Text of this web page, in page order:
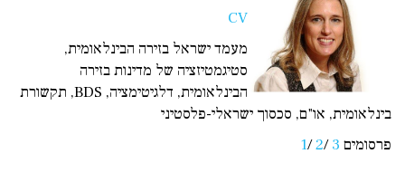
CV
מעמד ישראל בזירה הבינלאומית,
סטיגמטיזציה של מדינות בזירה
הבינלאומית, דלגיטימציה, BDS, תקשורת
בינלאומית, או"ם, סכסוך ישראלי-פלסטיני
פרסומים 3
/
2
/
1